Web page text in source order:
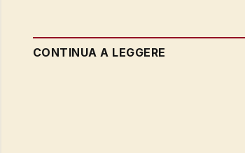
CONTINUA A LEGGERE